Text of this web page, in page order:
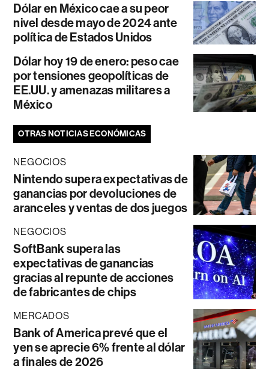
Dólar en México cae a su peor
nivel desde mayo de 2024 ante
política de Estados Unidos
Dólar hoy 19 de enero: peso cae
por tensiones geopolíticas de
EE.UU. y amenazas militares a
México
OTRAS NOTICIAS ECONÓMICAS
NEGOCIOS
Nintendo supera expectativas de
ganancias por devoluciones de
aranceles y ventas de dos juegos
NEGOCIOS
SoftBank supera las
expectativas de ganancias
gracias al repunte de acciones
de fabricantes de chips
MERCADOS
Bank of America prevé que el
yen se aprecie 6% frente al dólar
a finales de 2026